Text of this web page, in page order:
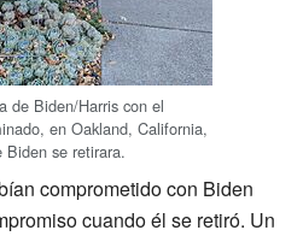
de Biden/Harris con el
en Oakland, California,
se retirara.
comprometido con Biden
cuando él se retiró. Un